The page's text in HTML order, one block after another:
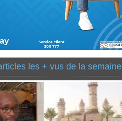
les + vus de la semaine